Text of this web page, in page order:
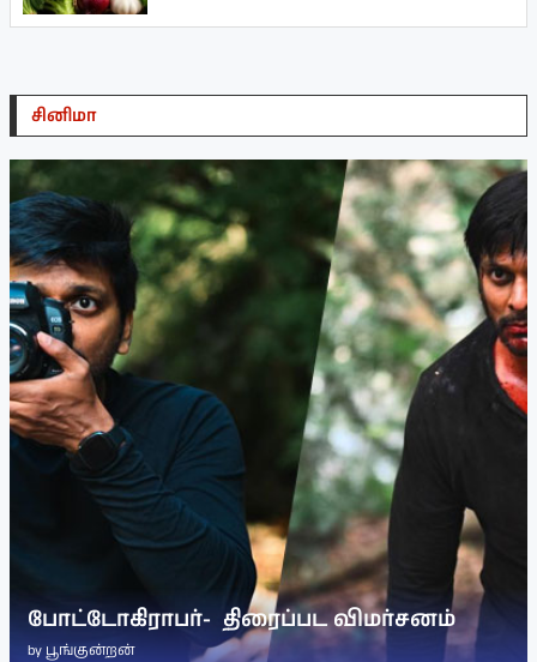
சினிமா
போட்டோகிராபர்- ‌ திரைப்பட விமர்சனம்
by பூங்குன்றன்